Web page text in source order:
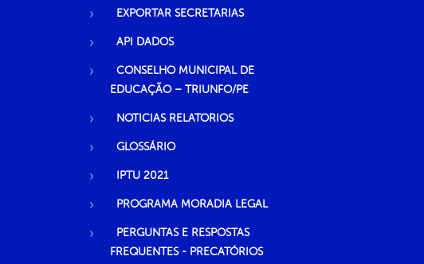
EXPORTAR SECRETARIAS
API DADOS
CONSELHO MUNICIPAL DE
EDUCAÇÃO – TRIUNFO/PE
NOTICIAS RELATORIOS
GLOSSÁRIO
IPTU 2021
PROGRAMA MORADIA LEGAL
PERGUNTAS E RESPOSTAS
FREQUENTES - PRECATÓRIOS